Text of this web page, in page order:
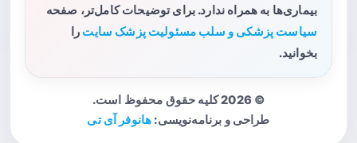
بیماری‌ها به همراه ندارد. برای توضیحات کامل‌تر، صفحه
سیاست پزشکی و سلب مسئولیت پزشک سایت را
بخوانید.
© 2026 کلیه حقوق محفوظ است.
طراحی و برنامه‌نویسی: هانوفر آی تی